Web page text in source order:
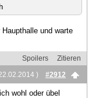
und warte
Spoilers
Zitieren
)
#2912
wohl oder übel